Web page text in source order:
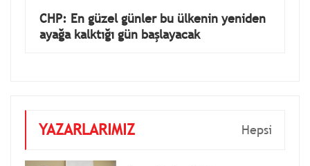
CHP: En güzel günler bu ülkenin yeniden
ayağa kalktığı gün başlayacak
YAZARLARIMIZ Hepsi